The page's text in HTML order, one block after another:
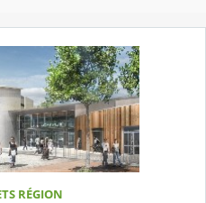
RÉGION